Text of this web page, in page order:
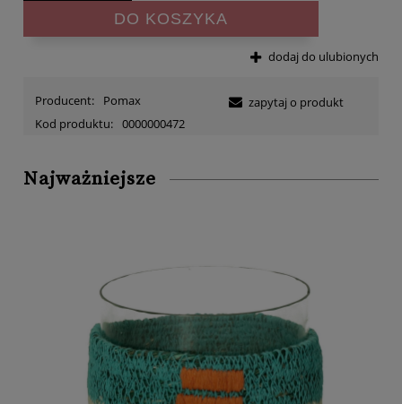
DO KOSZYKA
dodaj do ulubionych
Producent:
Pomax
Kod produktu: 0000000472
zapytaj o produkt
Najważniejsze